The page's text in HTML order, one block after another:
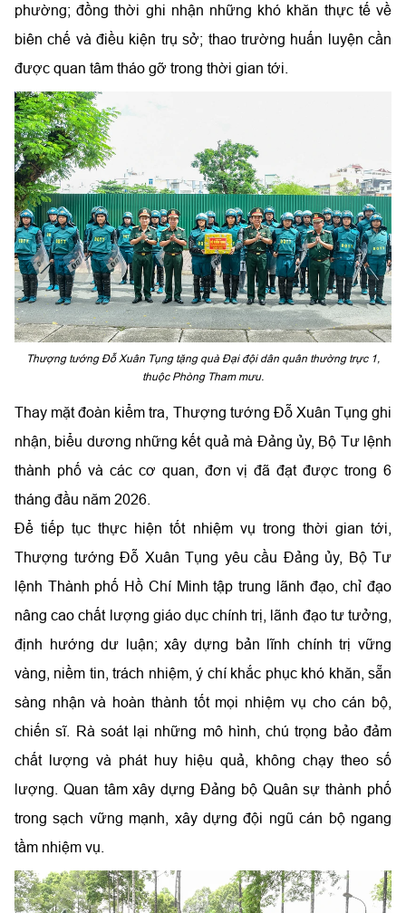
phường; đồng thời ghi nhận những khó khăn thực tế về
biên chế và điều kiện trụ sở; thao trường huấn luyện cần
được quan tâm tháo gỡ trong thời gian tới.
Thượng tướng Đỗ Xuân Tụng tặng quà Đại đội dân quân thường trực 1,
thuộc Phòng Tham mưu.
Thay mặt đoàn kiểm tra, Thượng tướng Đỗ Xuân Tụng ghi
nhận, biểu dương những kết quả mà Đảng ủy, Bộ Tư lệnh
thành phố và các cơ quan, đơn vị đã đạt được trong 6
tháng đầu năm 2026.
Để tiếp tục thực hiện tốt nhiệm vụ trong thời gian tới,
Thượng tướng Đỗ Xuân Tụng yêu cầu Đảng ủy, Bộ Tư
lệnh Thành phố Hồ Chí Minh tập trung lãnh đạo, chỉ đạo
nâng cao chất lượng giáo dục chính trị, lãnh đạo tư tưởng,
định hướng dư luận; xây dựng bản lĩnh chính trị vững
vàng, niềm tin, trách nhiệm, ý chí khắc phục khó khăn, sẵn
sàng nhận và hoàn thành tốt mọi nhiệm vụ cho cán bộ,
chiến sĩ. Rà soát lại những mô hình, chú trọng bảo đảm
chất lượng và phát huy hiệu quả, không chạy theo số
lượng. Quan tâm xây dựng Đảng bộ Quân sự thành phố
trong sạch vững mạnh, xây dựng đội ngũ cán bộ ngang
tầm nhiệm vụ.